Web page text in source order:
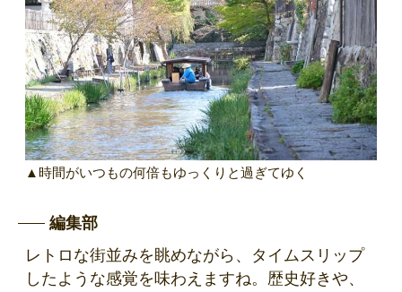
▲時間がいつもの何倍もゆっくりと過ぎてゆく
編集部
レトロな街並みを眺めながら、タイムスリップ
したような感覚を味わえますね。歴史好きや、